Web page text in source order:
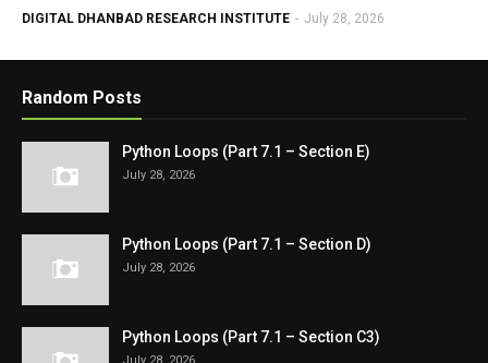
DIGITAL DHANBAD RESEARCH INSTITUTE - July 28, 2026
Random Posts
Python Loops (Part 7.1 – Section E)
July 28, 2026
Python Loops (Part 7.1 – Section D)
July 28, 2026
Python Loops (Part 7.1 – Section C3)
July 28, 2026